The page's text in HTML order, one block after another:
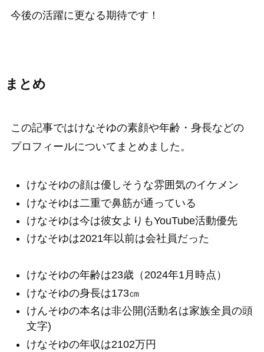
今後の活躍に更なる期待です！
まとめ
この記事ではけなそゆの素顔や年齢・身長などの
プロフィールについてまとめました。
けなそゆの顔は優しそうな雰囲気のイケメン
けなそゆは二重で鼻筋が通っている
けなそゆは今は彼女よりもYouTube活動優先
けなそゆは2021年以前は会社員だった
けなそゆの年齢は23歳（2024年1月時点）
けなそゆの身長は173㎝
けんそゆの本名は非公開(活動名は家族全員の頭
文字)
けなそゆの年収は2102万円